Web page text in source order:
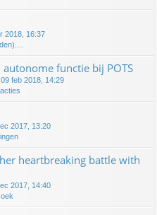
2018, 16:37
autonome functie bij POTS
09 feb 2018, 14:29
2017, 13:20
heartbreaking battle with
2017, 14:40